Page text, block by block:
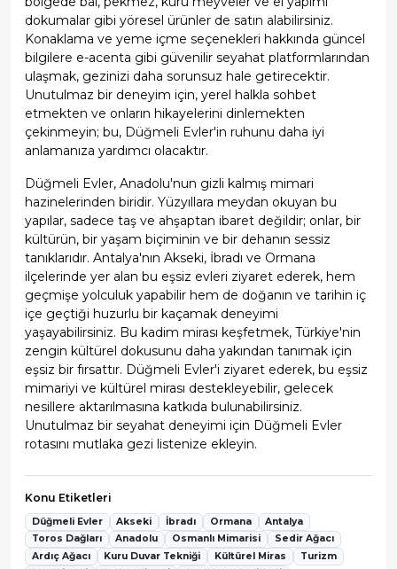
dokumalar gibi yöresel ürünler de satın alabilirsiniz.
Konaklama ve yeme içme seçenekleri hakkında güncel
bilgilere e-acenta gibi güvenilir seyahat platformlarından
ulaşmak, gezinizi daha sorunsuz hale getirecektir.
Unutulmaz bir deneyim için, yerel halkla sohbet
etmekten ve onların hikayelerini dinlemekten
çekinmeyin; bu, Düğmeli Evler'in ruhunu daha iyi
anlamanıza yardımcı olacaktır.
Düğmeli Evler, Anadolu'nun gizli kalmış mimari
hazinelerinden biridir. Yüzyıllara meydan okuyan bu
yapılar, sadece taş ve ahşaptan ibaret değildir; onlar, bir
kültürün, bir yaşam biçiminin ve bir dehanın sessiz
tanıklarıdır. Antalya'nın Akseki, İbradı ve Ormana
ilçelerinde yer alan bu eşsiz evleri ziyaret ederek, hem
geçmişe yolculuk yapabilir hem de doğanın ve tarihin iç
içe geçtiği huzurlu bir kaçamak deneyimi
yaşayabilirsiniz. Bu kadim mirası keşfetmek, Türkiye'nin
zengin kültürel dokusunu daha yakından tanımak için
eşsiz bir fırsattır. Düğmeli Evler'i ziyaret ederek, bu eşsiz
mimariyi ve kültürel mirası destekleyebilir, gelecek
nesillere aktarılmasına katkıda bulunabilirsiniz.
Unutulmaz bir seyahat deneyimi için Düğmeli Evler
rotasını mutlaka gezi listenize ekleyin.
Konu Etiketleri
Düğmeli Evler Akseki İbradı Ormana
Antalya
Toros Dağları
Anadolu Osmanlı Mimarisi
Sedir Ağacı
Ardıç Ağacı
Kuru Duvar Tekniği Kültürel Miras
Turizm